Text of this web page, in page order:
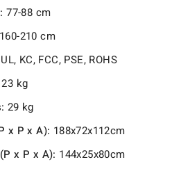
77-88 cm
160-210 cm
KC, FCC, PSE, ROHS
23 kg
29 kg
x P x A): 188x72x112cm
x P x A): 144x25x80cm